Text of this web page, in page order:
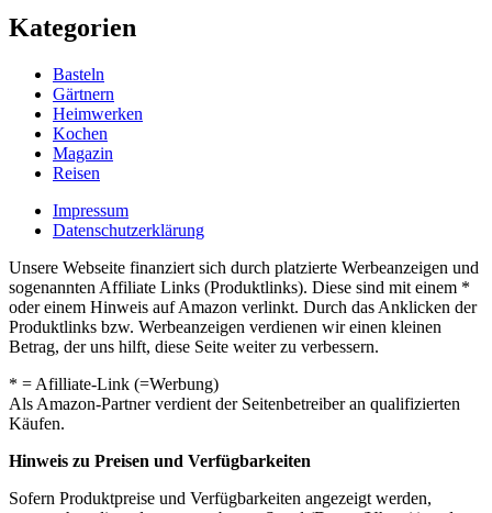
Kategorien
Basteln
Gärtnern
Heimwerken
Kochen
Magazin
Reisen
Impressum
Datenschutzerklärung
Unsere Webseite finanziert sich durch platzierte Werbeanzeigen und
sogenannten Affiliate Links (Produktlinks). Diese sind mit einem *
oder einem Hinweis auf Amazon verlinkt. Durch das Anklicken der
Produktlinks bzw. Werbeanzeigen verdienen wir einen kleinen
Betrag, der uns hilft, diese Seite weiter zu verbessern.
* = Afilliate-Link (=Werbung)
Als Amazon-Partner verdient der Seitenbetreiber an qualifizierten
Käufen.
Hinweis zu Preisen und Verfügbarkeiten
Sofern Produktpreise und Verfügbarkeiten angezeigt werden,